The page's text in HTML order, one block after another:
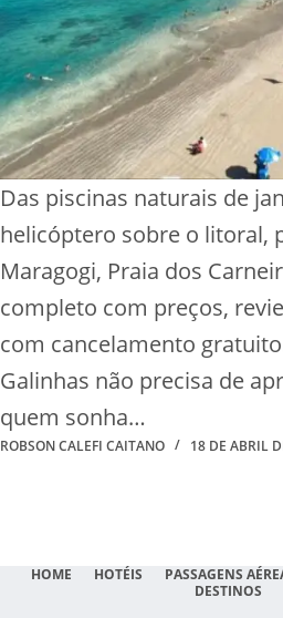
Das piscinas naturais de
helicóptero sobre o litoral,
Maragogi, Praia dos
completo com preços,
com cancelamento
Galinhas não precisa de
quem sonha…
ROBSON CALEFI CAITANO 18 DE ABRIL
HOME HOTÉIS PASSAGENS
DESTINOS